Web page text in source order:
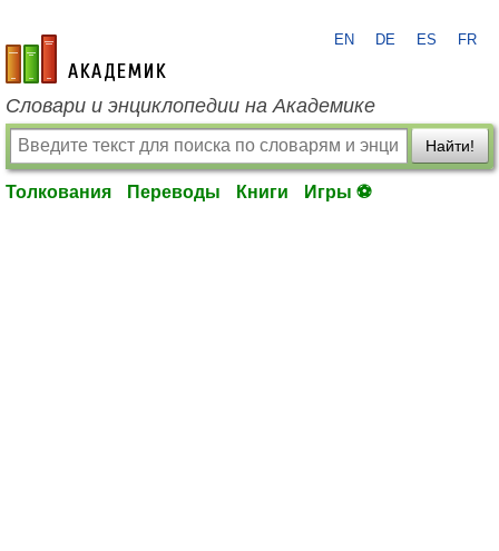
academic.ru
EN DE ES FR
Словари и энциклопедии на Академике
Найти!
Толкования Переводы Книги Игры ⚽